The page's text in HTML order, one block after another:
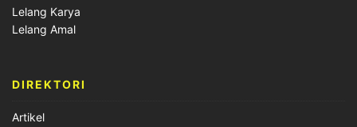
Lelang Karya
Lelang Amal
DIREKTORI
Artikel